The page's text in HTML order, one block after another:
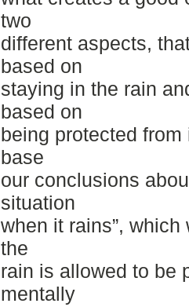
two
different aspects,
based on
staying in the rain
based on
being protected
base
our conclusions
situation
when it rains”,
the
rain is allowed to be
mentally